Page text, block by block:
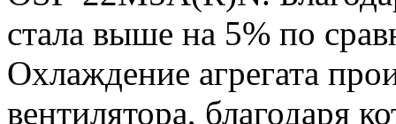
стала выше на 5% по
Охлаждение агрегата
вентилятора, благодаря